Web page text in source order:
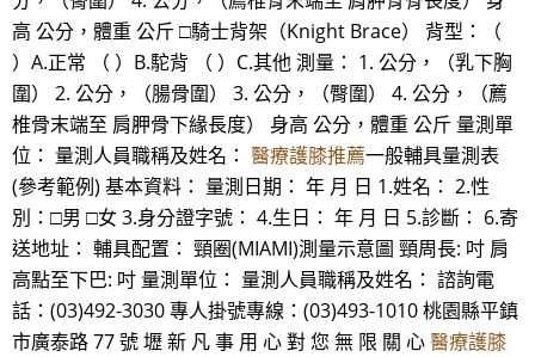
高 公分，體重 公斤 □騎士背架（Knight Brace） 背型：（
）A.正常 （ ）B.駝背 （ ）C.其他 測量： 1. 公分，（乳下胸
圍） 2. 公分，（腸骨圍） 3. 公分，（臀圍） 4. 公分，（薦
椎骨末端至 肩胛骨下緣長度） 身高 公分，體重 公斤 量測單
位： 量測人員職稱及姓名： 醫療護膝推薦一般輔具量測表
(參考範例) 基本資料： 量測日期： 年 月 日 1.姓名： 2.性
別：□男 □女 3.身分證字號： 4.生日： 年 月 日 5.診斷： 6.寄
送地址： 輔具配置： 頸圈(MIAMI)測量示意圖 頸周長: 吋 肩
高點至下巴: 吋 量測單位： 量測人員職稱及姓名： 諮詢電
話：(03)492-3030 專人掛號專線：(03)493-1010 桃園縣平鎮
市廣泰路 77 號 壢 新 凡 事 用 心 對 您 無 限 關 心醫療護膝